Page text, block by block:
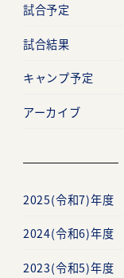
試合予定
試合結果
キャンプ予定
アーカイブ
2025(令和7)年度
2024(令和6)年度
2023(令和5)年度